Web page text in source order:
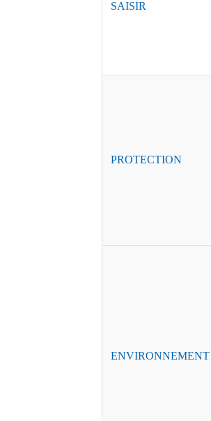
SAISIR
PROTECTION
ENVIRONNEMENT